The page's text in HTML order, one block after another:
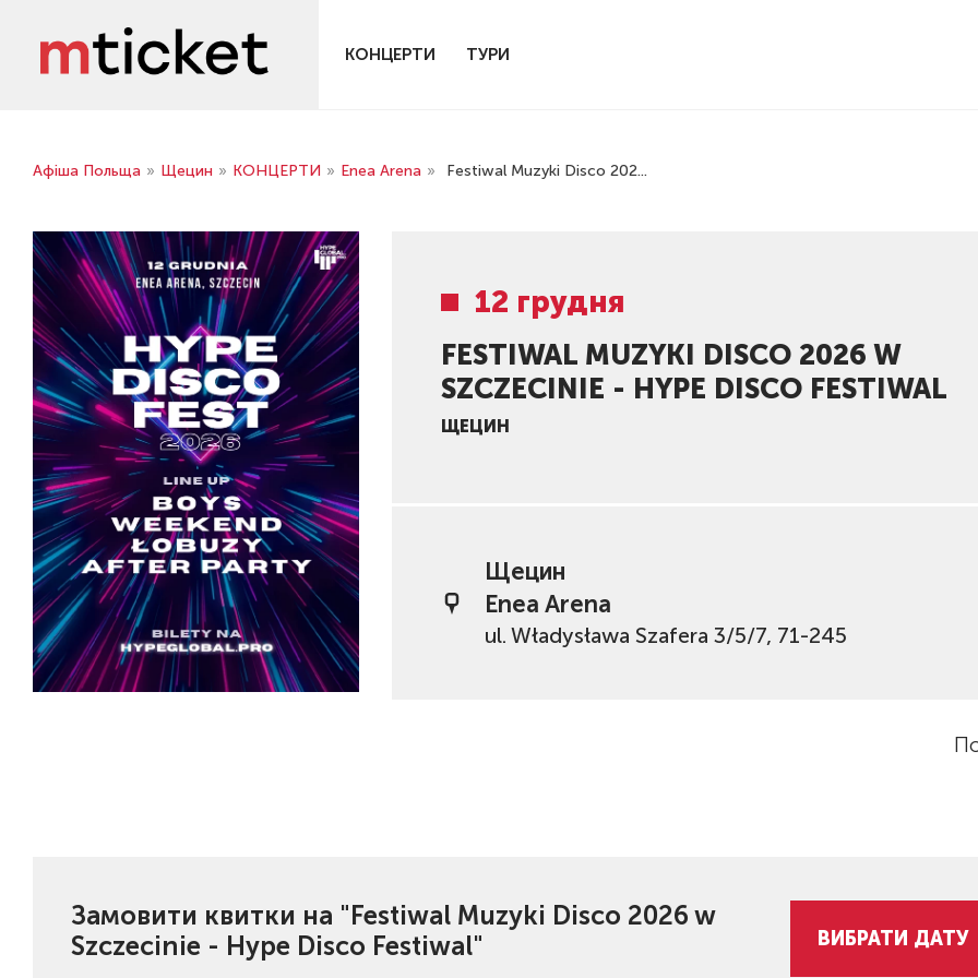
КОНЦЕРТИ ТУРИ
Афіша Польща » Щецин » КОНЦЕРТИ » Enea Arena » Festiwal Muzyki Disco 202...
12 грудня
FESTIWAL MUZYKI DISCO 2026 W
SZCZECINIE - HYPE DISCO FESTIWAL
ЩЕЦИН
Щецин
Enea Arena
ul. Władysława Szafera 3/5/7, 71-245
Замовити квитки на "Festiwal Muzyki Disco 2026 w
Szczecinie - Hype Disco Festiwal"
ВИБРАТИ ДАТУ